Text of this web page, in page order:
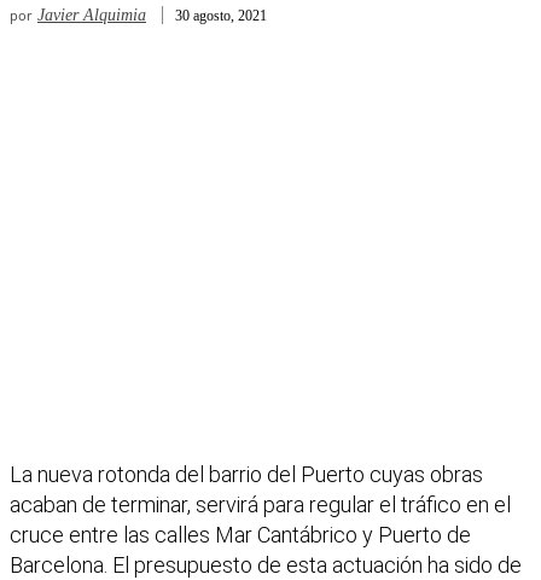
por Javier Alquimia 30 agosto, 2021
La nueva rotonda del barrio del Puerto cuyas obras
acaban de terminar, servirá para regular el tráfico en el
cruce entre las calles Mar Cantábrico y Puerto de
Barcelona. El presupuesto de esta actuación ha sido de